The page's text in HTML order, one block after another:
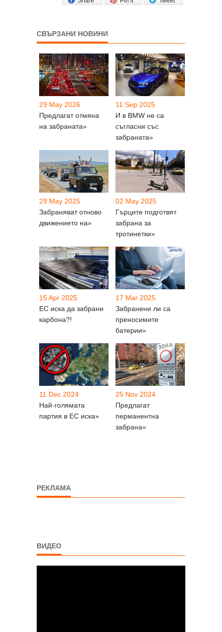
СВЪРЗАНИ НОВИНИ
29 May 2026
Предлагат отмяна
на забраната»
11 Sep 2025
И в BMW не са
съгласни със
забраната»
29 May 2025
Забраняват отново
движението на»
02 May 2025
Гърците подготвят
забрана за
тротинетки»
15 Apr 2025
ЕС иска да забрани
карбона?!
17 Mar 2025
Забранени ли са
преносимите
батерии»
11 Dec 2024
Най-голямата
партия в ЕС иска»
25 Nov 2024
Предлагат
перманентна
забрана»
РЕКЛАМА
ВИДЕО